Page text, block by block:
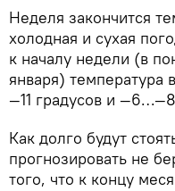
Неделя закончится
холодная и сухая
к началу недели (в
января) температура
—11 градусов и
Как долго будут
прогнозировать не
того, что к концу